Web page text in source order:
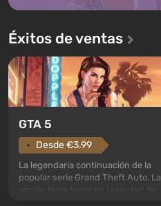
Éxitos de ventas
GTA 5
Desde €3.99
La legendaria continuación de la
popular serie Grand Theft Auto. La
acción tiene lugar en la ciudad de